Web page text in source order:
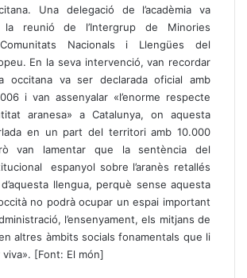
Una delegació de l’acadèmia va
la reunió de l’Intergrup de Minories
Nacionals i Llengües del
En la seva intervenció, van recordar
occitana va ser declarada oficial amb
i van assenyalar «l’enorme respecte
aranesa» a Catalunya, on aquesta
en un part del territori amb 10.000
van lamentar que la sentència del
espanyol sobre l’aranès retallés
llengua, perquè sense aquesta
no podrà ocupar un espai important
l’ensenyament, els mitjans de
altres àmbits socials fonamentals que li
[Font: El món]